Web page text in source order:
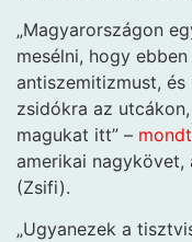
„Magyarországon
mesélni, hogy
antiszemitizmust,
zsidókra az
magukat itt” –
amerikai nagykövet,
(Zsifi).
„Ugyanezek a